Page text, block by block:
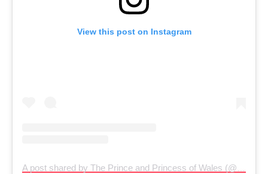
View this post on Instagram